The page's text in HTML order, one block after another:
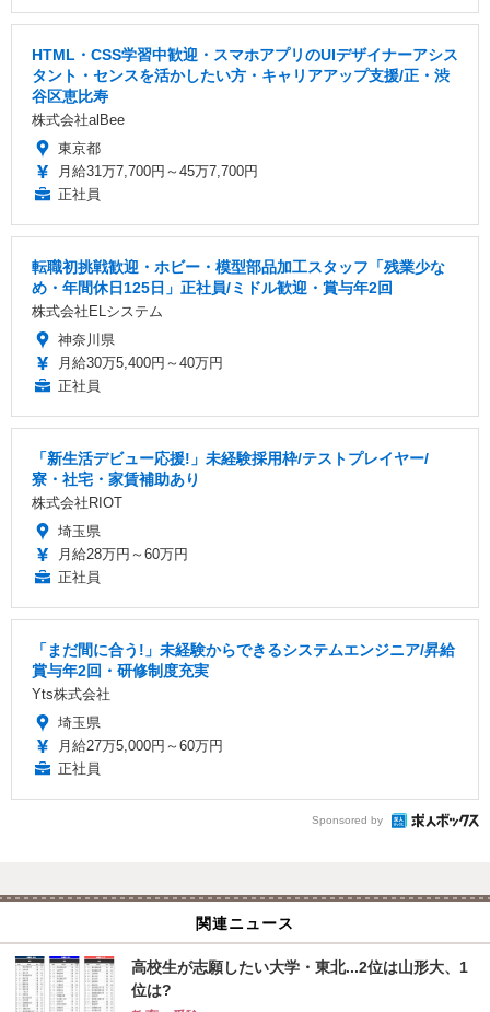
HTML・CSS学習中歓迎・スマホアプリのUIデザイナーアシス
タント・センスを活かしたい方・キャリアアップ支援/正・渋
谷区恵比寿
株式会社alBee
東京都
月給31万7,700円～45万7,700円
正社員
転職初挑戦歓迎・ホビー・模型部品加工スタッフ「残業少な
め・年間休日125日」正社員/ミドル歓迎・賞与年2回
株式会社ELシステム
神奈川県
月給30万5,400円～40万円
正社員
「新生活デビュー応援!」未経験採用枠/テストプレイヤー/
寮・社宅・家賃補助あり
株式会社RIOT
埼玉県
月給28万円～60万円
正社員
「まだ間に合う!」未経験からできるシステムエンジニア/昇給
賞与年2回・研修制度充実
Yts株式会社
埼玉県
月給27万5,000円～60万円
正社員
Sponsored by
関連ニュース
高校生が志願したい大学・東北...2位は山形大、1
位は?